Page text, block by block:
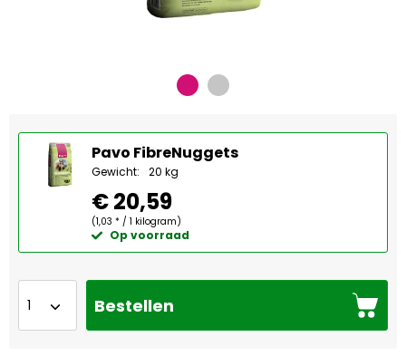
Pavo FibreNuggets
Gewicht: 20 kg
€ 20,59
(1,03 * / 1 kilogram)
Op voorraad
Bestellen